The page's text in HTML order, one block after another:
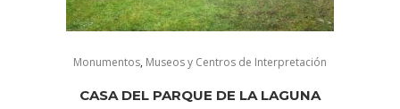
Monumentos, Museos y Centros de Interpretación
CASA DEL PARQUE DE LA LAGUNA